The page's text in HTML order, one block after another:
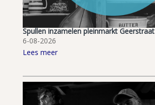
Spullen inzamelen pleinmarkt Geerstraat
6-08-2026
Lees meer